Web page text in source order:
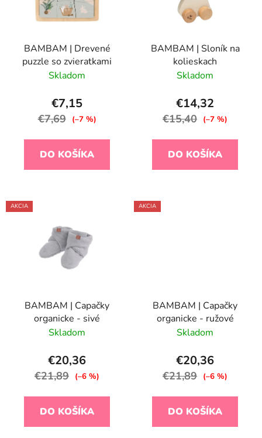
BAMBAM | Drevené
puzzle so zvieratkami
Skladom
€7,15
€7,69 (–7 %)
DO KOŠÍKA
BAMBAM | Sloník na
kolieskach
Skladom
€14,32
€15,40 (–7 %)
DO KOŠÍKA
AKCIA
BAMBAM | Capačky
organicke - sivé
Skladom
€20,36
€21,89 (–6 %)
DO KOŠÍKA
AKCIA
BAMBAM | Capačky
organicke - ružové
Skladom
€20,36
€21,89 (–6 %)
DO KOŠÍKA